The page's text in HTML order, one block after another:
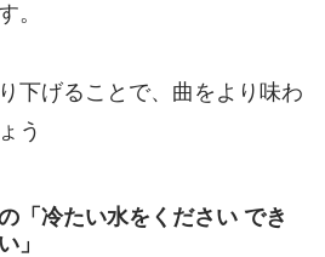
。
下げることで、曲をより味わ
う
「冷たい水をください でき
」